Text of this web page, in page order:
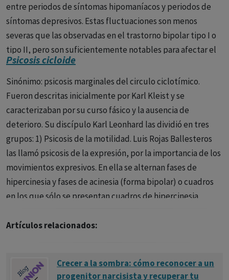
entre periodos de síntomas hipomaníacos y periodos de
síntomas depresivos. Estas fluctuaciones son menos
severas que las observadas en el trastorno bipolar tipo I o
tipo II, pero son suficientemente notables para afectar el
funcionamiento diario de la persona y su calidad de vida.
La ciclotimia puede considerarse una forma más leve de
trastorno bipolar y suele ser crónica, con periodos de
estado de ánimo estable que raramente duran más de dos
meses.
Síntomas
Fase Hipomaníaca:
actividad.Autoestima inflada o grandiosidad.Menor
pensamientos van a gran velocidad.Distracción
(socialmente, en el trabajo o la escuela, sexualmente) o
agitación física.Comportamiento imprudente (gasto
Psicosis cicloide
Sinónimo: psicosis marginales del circulo ciclotímico.
Fueron descritas inicialmente por Karl Kleist y se
caracterizaban por su curso fásico y la ausencia de
deterioro. Su discípulo Karl Leonhard las dividió en tres
grupos: 1) Psicosis de la motilidad. Luis Rojas Ballesteros
las llamó psicosis de la expresión, por la importancia de los
movimientos expresivos. En ella se alternan fases de
hipercinesia y fases de acinesia (forma bipolar) o cuadros
en los que sólo se presentan cuadros de hipercinesia
angustia predomina ésta junto con ideas delirantes
auditivas. Su curso puede ser bipolar o monopolar. 3)
Artículos relacionados:
Crecer a la sombra: cómo reconocer a un
progenitor narcisista y recuperar tu